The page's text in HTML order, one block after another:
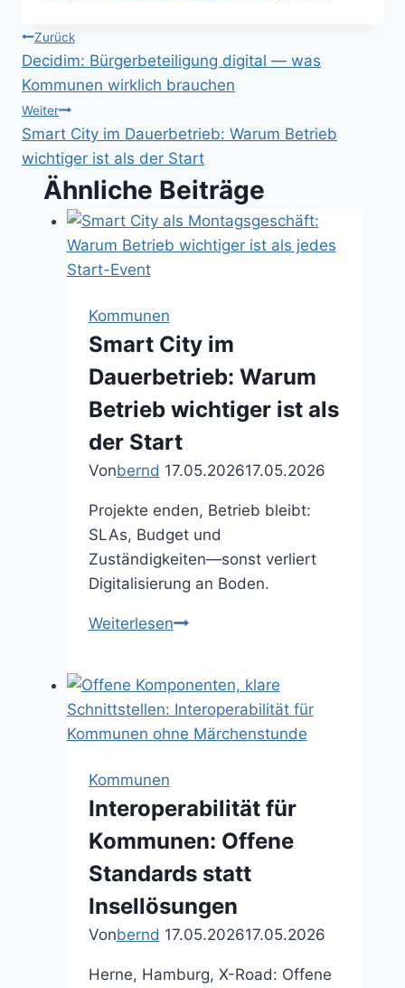
Beitragsnavigation
Zurück
Decidim: Bürgerbeteiligung digital — was
Kommunen wirklich brauchen
Weiter
Smart City im Dauerbetrieb: Warum Betrieb
wichtiger ist als der Start
Ähnliche Beiträge
Kommunen
Smart City im
Dauerbetrieb: Warum
Betrieb wichtiger ist als
der Start
Vonbernd 17.05.202617.05.2026
Projekte enden, Betrieb bleibt:
SLAs, Budget und
Zuständigkeiten—sonst verliert
Digitalisierung an Boden.
WeiterlesenSmart
Dauerbetrieb:
Warum
Betrieb
als
der
Start
Kommunen
Interoperabilität für
Kommunen: Offene
Standards statt
Insellösungen
Vonbernd 17.05.202617.05.2026
Herne, Hamburg, X-Road: Offene